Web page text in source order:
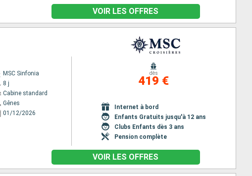
VOIR LES OFFRES
MSC Sinfonia
8 j
Cabine standard
Gênes
01/12/2026
dès
419 €
Internet à bord
Enfants Gratuits jusqu'à 12 ans
Clubs Enfants dès 3 ans
Pension complète
VOIR LES OFFRES